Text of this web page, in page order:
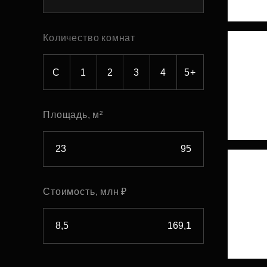
Рефинансирование
Количество комнат
С 1 2 3 4 5+
Площадь, м²
Стоимость, млн ₽